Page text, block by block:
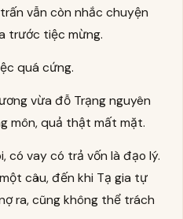
vẫn còn nhắc chuyện
trước tiệc mừng.
quá cứng.
vừa đỗ Trạng nguyên
môn, quả thật mất mặt.
có vay có trả vốn là đạo lý.
câu, đến khi Tạ gia tự
ra, cũng không thể trách